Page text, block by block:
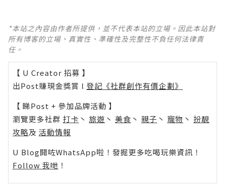
*本站之內容由作者所提供，並不代表本站的立場。因此本站對
所有博客的立場、真實性、準確性及完整性不負任何法律責
任。
【 U Creator 招募 】
出Post賺現金獎賞 l 登記《社群創作有價企劃》
【 睇Post + 參加品牌活動 】
瀏覽更多社群 打卡 丶 旅遊 丶 美食 丶 親子 丶 寵物 丶 扮靚
攻略及 活動情報
U Blog開咗WhatsApp啦！發掘更多吃喝玩樂資訊！
Follow 我哋 ！